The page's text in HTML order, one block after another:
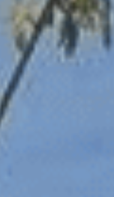
Les Féeriques
Halloween